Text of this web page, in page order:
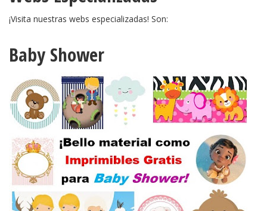
¡Visita nuestras webs especializadas! Son:
Baby Shower